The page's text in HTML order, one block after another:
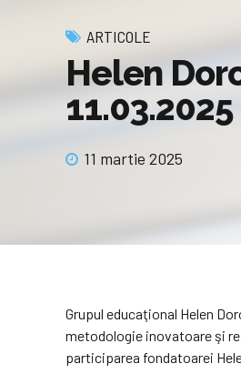
ARTICOLE
Helen
11.03.2025
11 martie 2025
Grupul educaţional Helen
metodologie inovatoare şi
participarea fondatoarei